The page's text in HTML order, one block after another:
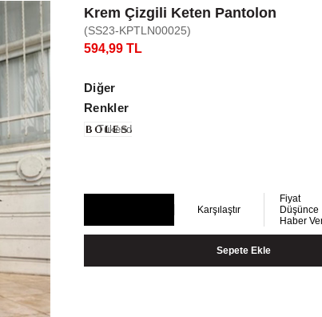
Krem Çizgili Keten Pantolon
(SS23-KPTLN00025)
594,99 TL
Diğer
Renkler
Tükendi
Karşılaştır
Fiyat
Düşünce
Haber